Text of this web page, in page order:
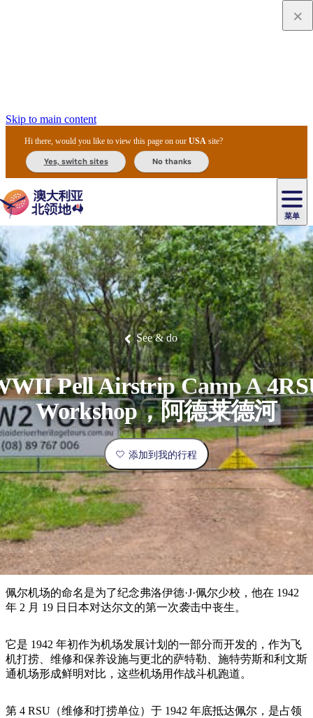
Skip to main content
Hi there, would you like to view this page on ourUSA site?
Yes, switch sites No thanks
菜单
主
导
航
景
点
最
受
欢
迎
目
的
地
内
陆
和
户
外
地
区
探
索
达
尔
文
爱
丽
斯
泉
乌
鲁
鲁
卡
卡
杜
国
家
公
园
李
治
菲
特
国
家
公
园
瓦
塔
卡
国
家
公
园
提
维
群
岛
东
阿
纳
姆
地
马
塔
兰
卡
温
泉
池
尼
特
米
鲁
克
国
家
公
园
卡
鲁
卡
鲁
/
魔
鬼
大
理
石
保
护
区
马
古
克
瀑
布
茨
奥
里
查
/
西
麦
克
唐
纳
国
家
公
园
活
动
体
验
旅
行
者
类
型
精
选
榜
单
住
民
文
化
体
验
美
食
攻
略
节
庆
与
活
动
户
外
和
探
险
自
然
和
野
生
动
植
物
历
史
和
遗
产
钓
鱼
高
端
旅
游
露
营
和
豪
华
野
营
旅
行
灵
感
规
划
您
的
行
规
划
和
预
订
实
用
信
息
划
工
具
住
宿
导
游
陪
同
旅
程
租
车
和
交
通
See & do
Pell Airstrip Camp A
Workshop，阿德莱德河
添加到我的行程
佩尔机场的命名是为了纪念弗洛伊德·J·佩尔少校，他在 1942
年 2 月 19 日日本对达尔文的第一次袭击中丧生。
它是 1942 年初作为机场发展计划的一部分而开发的，作为飞
机打捞、维修和保养设施与更北的萨特勒、施特劳斯和利文斯
通机场形成鲜明对比，这些机场用作战斗机跑道。
第 4 RSU（维修和打捞单位）于 1942 年底抵达佩尔，是占领